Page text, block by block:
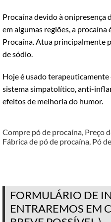
Procaína devido à onipresença
em algumas regiões, a
Procaína. Atua principalmente
de sódio.
Hoje é usado terapeuticamente
sistema simpatolítico, anti-
efeitos de melhoria do humor.
Compre pó de procaína, Preço
Fábrica de pó de procaína, Pó
FORMULÁRIO DE
ENTRAREMOS EM